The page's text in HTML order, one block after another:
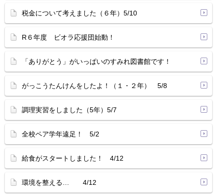
税金について考えました（６年）5/10
R６年度 ビオラ応援団始動！
「ありがとう」がいっぱいのすみれ図書館です！
がっこうたんけんをしたよ！（１・２年） 5/8
調理実習をしました（5年）5/7
全校ペア学年遠足！ 5/2
給食がスタートしました！ 4/12
環境を整える… 4/12